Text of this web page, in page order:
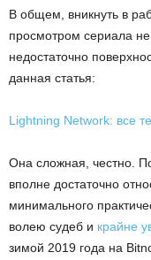
В общем, вникнуть в
просмотром сериала
недостаточно
данная статья:
Lightning Network: все
Она сложная, честно.
вполне достаточно
минимального
волею судеб и крайне
зимой 2019 года на